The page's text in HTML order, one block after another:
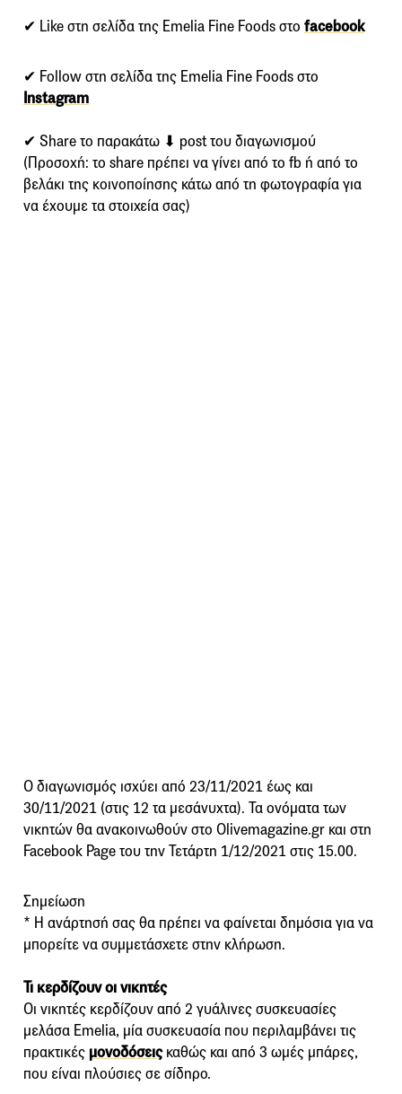
✔ Like στη σελίδα της Emelia Fine Foods στο facebook
✔ Follow στη σελίδα της Emelia Fine Foods στο
Instagram
✔ Share το παρακάτω ⬇ post του διαγωνισμού
(Προσοχή: το share πρέπει να γίνει από το fb ή από το
βελάκι της κοινοποίησης κάτω από τη φωτογραφία για
να έχουμε τα στοιχεία σας)
Ο διαγωνισμός ισχύει από 23/11/2021 έως και
30/11/2021 (στις 12 τα μεσάνυχτα). Τα ονόματα των
νικητών θα ανακοινωθούν στο Olivemagazine.gr και στη
Facebook Page του την Τετάρτη 1/12/2021 στις 15.00.
Σημείωση
* Η ανάρτησή σας θα πρέπει να φαίνεται δημόσια για να
μπορείτε να συμμετάσχετε στην κλήρωση.
Τι κερδίζουν οι νικητές
Οι νικητές κερδίζουν από 2 γυάλινες συσκευασίες
μελάσα Emelia, μία συσκευασία που περιλαμβάνει τις
πρακτικές μονοδόσειςκαθώς και από 3 ωμές μπάρες,
που είναι πλούσιες σε σίδηρο.